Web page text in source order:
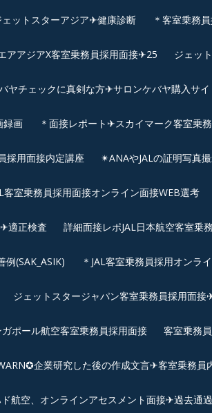
ェットスターアジア✈︎健康診断 ＊客室乗務
アアジアX客室乗務員採用面接✈25 ジェッ
ヤチェックに真剣な方✈サロンケバヤ購入サ
録画 ＊面接レポート✈スカイマーク客室乗
採用面接内定講座 ✴︎ANAやJALの証明写真
客室乗務員採用面接オンライン面接WEB選考
適正検査 詳細面接レポJAL日本航空客室乗
(SAK_ASIK) ＊JAL客室乗務員採用オンラ
ジェットスタージャパン客室乗務員採用面
ポール航空客室乗務員採用面接 客室乗務
企業研究した後の作成文言✈客室乗務員
航空、オンラインアセスメント面接✈︎過去通